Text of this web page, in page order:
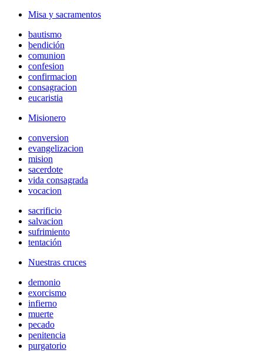
Misa y sacramentos
bautismo
bendición
comunion
confesion
confirmacion
consagracion
eucaristia
Misionero
conversion
evangelizacion
mision
sacerdote
vida consagrada
vocacion
sacrificio
salvacion
sufrimiento
tentación
Nuestras cruces
demonio
exorcismo
infierno
muerte
pecado
penitencia
purgatorio